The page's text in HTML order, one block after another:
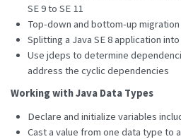
SE 9 to SE 11
Top-down and bottom-up migration
Splitting a Java SE 8 application
Use jdeps to determine
address the cyclic dependencies
Working with Java Data Types
Declare and initialize variables
Cast a value from one data type to